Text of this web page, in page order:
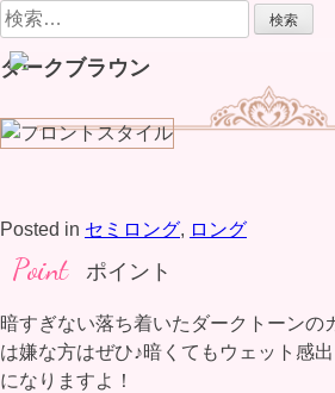
Skip
to
content
検
索:
ダークブラウン
Posted in セミロング, ロング
Point ポイント
暗すぎない落ち着いたダークトーンの
は嫌な方はぜひ♪暗くてもウェット感
になりますよ！